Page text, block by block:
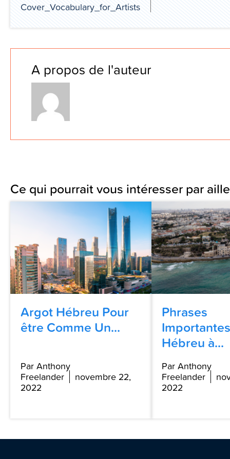
Cover_Vocabulary_for_Artists
A propos de l'auteur
Ce qui pourrait vous intéresser par
Argot Hébreu Pour
être Comme Un...
Par Anthony
Freelander
novembre 22,
2022
Phrases
Hébreu à...
Par Anthony
Freelander
2022